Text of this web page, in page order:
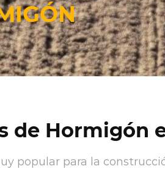
de Hormigón
popular para la